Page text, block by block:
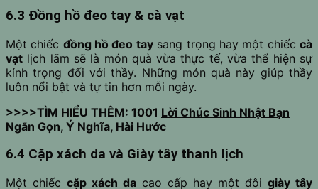
6.3 Đồng hồ đeo tay & cà vạt
Một chiếc đồng hồ đeo taysang trọng hay một chiếccà
vạt lịch lãm sẽ là món quà vừa thực tế, vừa thể hiện sự
kính trọng đối với thầy. Những món quà này giúp thầy
luôn nổi bật và tự tin hơn mỗi ngày.
>>>>TÌM HIỂU THÊM: 1001 Lời Chúc Sinh Nhật Bạn
Ngắn Gọn, Ý Nghĩa, Hài Hước
6.4 Cặp xách da và Giày tây thanh lịch
Một chiếc cặp xách da cao cấp hay một đôi giày tây